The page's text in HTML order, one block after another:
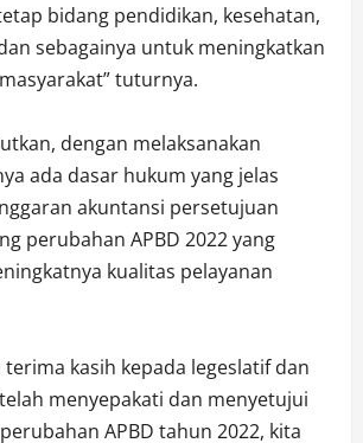
bidang pendidikan, kesehatan,
sebagainya untuk meningkatkan
tuturnya.
dengan melaksanakan
ada dasar hukum yang jelas
akuntansi persetujuan
perubahan APBD 2022 yang
kualitas pelayanan
terima kasih kepada legeslatif dan
menyepakati dan menyetujui
APBD tahun 2022, kita